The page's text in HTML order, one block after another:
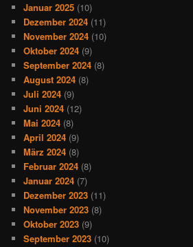
Januar 2025 (10)
Dezember 2024 (11)
November 2024 (10)
Oktober 2024 (9)
September 2024 (8)
August 2024 (8)
Juli 2024 (9)
Juni 2024 (12)
Mai 2024 (8)
April 2024 (9)
März 2024 (8)
Februar 2024 (8)
Januar 2024 (7)
Dezember 2023 (11)
November 2023 (8)
Oktober 2023 (9)
September 2023 (10)